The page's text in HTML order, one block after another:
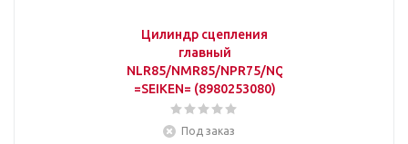
Цилиндр сцепления
главный
NLR85/NMR85/NPR75/NQR90
=SEIKEN= (8980253080)
Под заказ